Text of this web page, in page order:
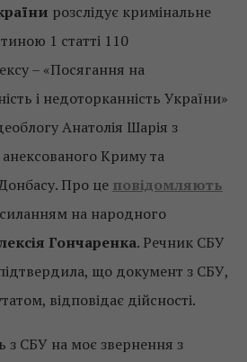
розслідує кримінальне
1 статті 110
– «Посягання на
і недоторканність України»
Анатолія Шарія з
Криму та
Про це повідомляють
на народного
Гончаренка. Речник СБУ
що документ з СБУ,
відповідає дійсності.
з СБУ на моє звернення з